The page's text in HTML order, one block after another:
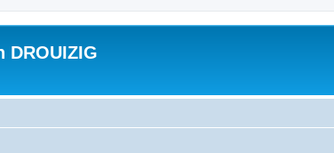
DROUIZIG